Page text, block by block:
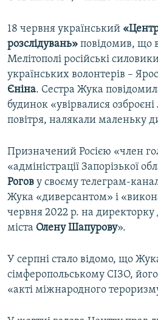
18 червня український
розслідувань» повідомив, що
Мелітополі російські
українських волонтерів –
Єніна. Сестра Жука
будинок «увірвалися
повітря, налякали маленьку
Призначений Росією «член
«адміністрації Запорізької
Рогов у своєму телеграм-
Жука «диверсантом» і
червня 2022 р. на директорку
міста Олену Шапурову».
У серпні стало відомо, що
сімферопольському СІЗО,
«акті міжнародного